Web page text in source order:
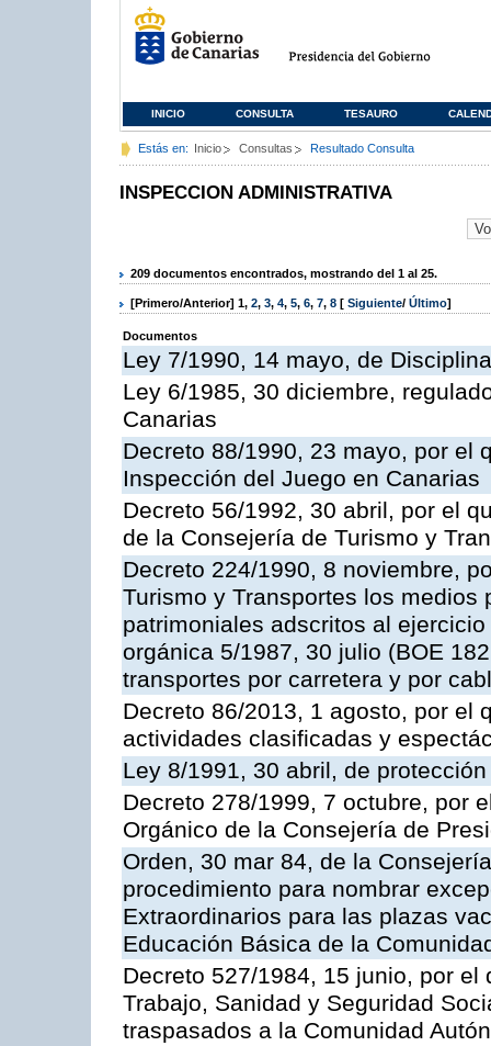
INICIO CONSULTA TESAURO
Estás en: Inicio Consultas Resultado Consulta
INSPECCION ADMINISTRATIVA
209 documentos encontrados, mostrando del 1 al 25.
[Primero/Anterior] 1, 2, 3, 4, 5, 6, 7, 8 [ Siguiente/ Último]
Documentos
Ley 7/1990, 14 mayo, de
Ley 6/1985, 30 diciembre,
Canarias
Decreto 88/1990, 23 mayo, por el
Inspección del Juego en Canarias
Decreto 56/1992, 30 abril, por el
de la Consejería de Turismo y
Decreto 224/1990, 8 noviembre,
Turismo y Transportes los
patrimoniales adscritos al
orgánica 5/1987, 30 julio (BOE
transportes por carretera y por
Decreto 86/2013, 1 agosto, por el
actividades clasificadas y
Ley 8/1991, 30 abril, de
Decreto 278/1999, 7 octubre, por
Orgánico de la Consejería de
Orden, 30 mar 84, de la
procedimiento para nombrar
Extraordinarios para las plazas
Educación Básica de la
Decreto 527/1984, 15 junio, por
Trabajo, Sanidad y Seguridad
traspasados a la Comunidad